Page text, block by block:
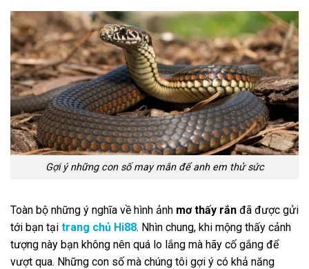
Gợi ý những con số may mắn để anh em thử sức
Toàn bộ những ý nghĩa về hình ảnh mơ thấy rắn đã được gửi
tới bạn tại trang chủ Hi88. Nhìn chung, khi mộng thấy cảnh
tượng này bạn không nên quá lo lắng mà hãy cố gắng để
vượt qua. Những con số mà chúng tôi gợi ý có khả năng